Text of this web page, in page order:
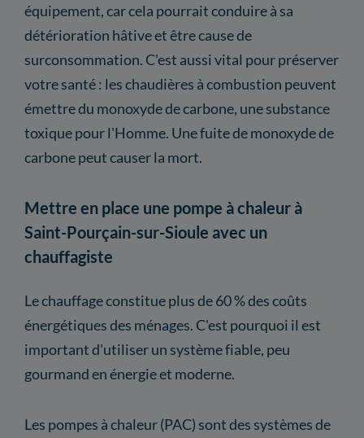
équipement, car cela pourrait conduire à sa
détérioration hâtive et être cause de
surconsommation. C'est aussi vital pour préserver
votre santé : les chaudières à combustion peuvent
émettre du monoxyde de carbone, une substance
toxique pour l'Homme. Une fuite de monoxyde de
carbone peut causer la mort.
Mettre en place une pompe à chaleur à
Saint-Pourçain-sur-Sioule avec un
chauffagiste
Le chauffage constitue plus de 60 % des coûts
énergétiques des ménages. C'est pourquoi il est
important d'utiliser un système fiable, peu
gourmand en énergie et moderne.
Les pompes à chaleur (PAC) sont des systèmes de